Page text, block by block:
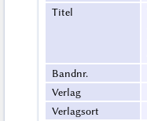
Titel
Bandnr.
Verlag
Verlagsort